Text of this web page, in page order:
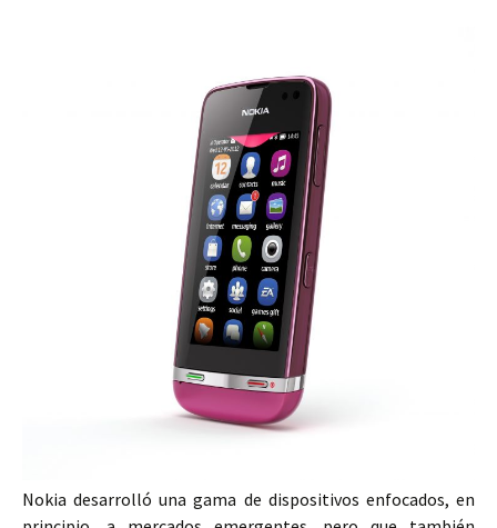
Nokia desarrolló una gama de dispositivos enfocados, en